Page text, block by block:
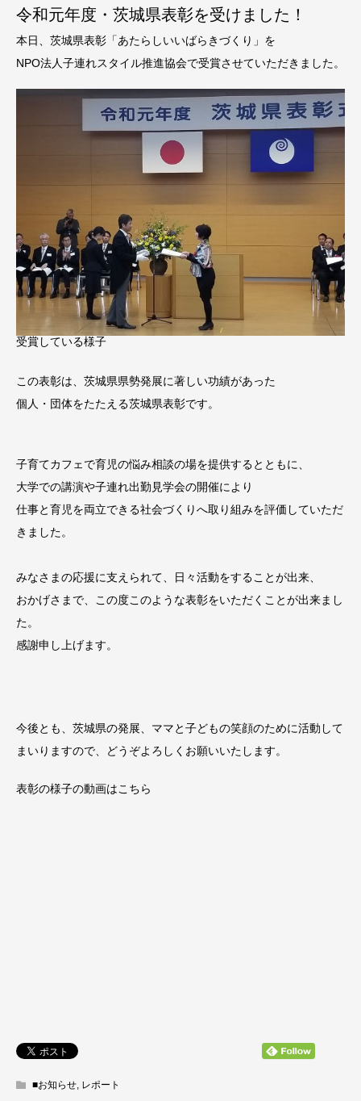
令和元年度・茨城県表彰を受けました！
本日、茨城県表彰「あたらしいいばらきづくり」を
NPO法人子連れスタイル推進協会で受賞させていただきました。
受賞している様子
この表彰は、茨城県県勢発展に著しい功績があった
個人・団体をたたえる茨城県表彰です。
子育てカフェで育児の悩み相談の場を提供するとともに、
大学での講演や子連れ出勤見学会の開催により
仕事と育児を両立できる社会づくりへ取り組みを評価していただ
きました。
みなさまの応援に支えられて、日々活動をすることが出来、
おかげさまで、この度このような表彰をいただくことが出来まし
た。
感謝申し上げます。
今後とも、茨城県の発展、ママと子どもの笑顔のために活動して
まいりますので、どうぞよろしくお願いいたします。
表彰の様子の動画はこちら
■お知らせ レポート